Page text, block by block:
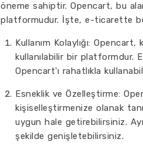
öneme sahiptir. Opencart, bu
platformudur. İşte, e-ticarette
Kullanım Kolaylığı:
kullanılabilir bir platformdur.
Opencart'ı rahatlıkla
Esneklik ve Özelleştirme:
kişiselleştirmenize olanak
uygun hale getirebilirsiniz.
şekilde genişletebilirsiniz.